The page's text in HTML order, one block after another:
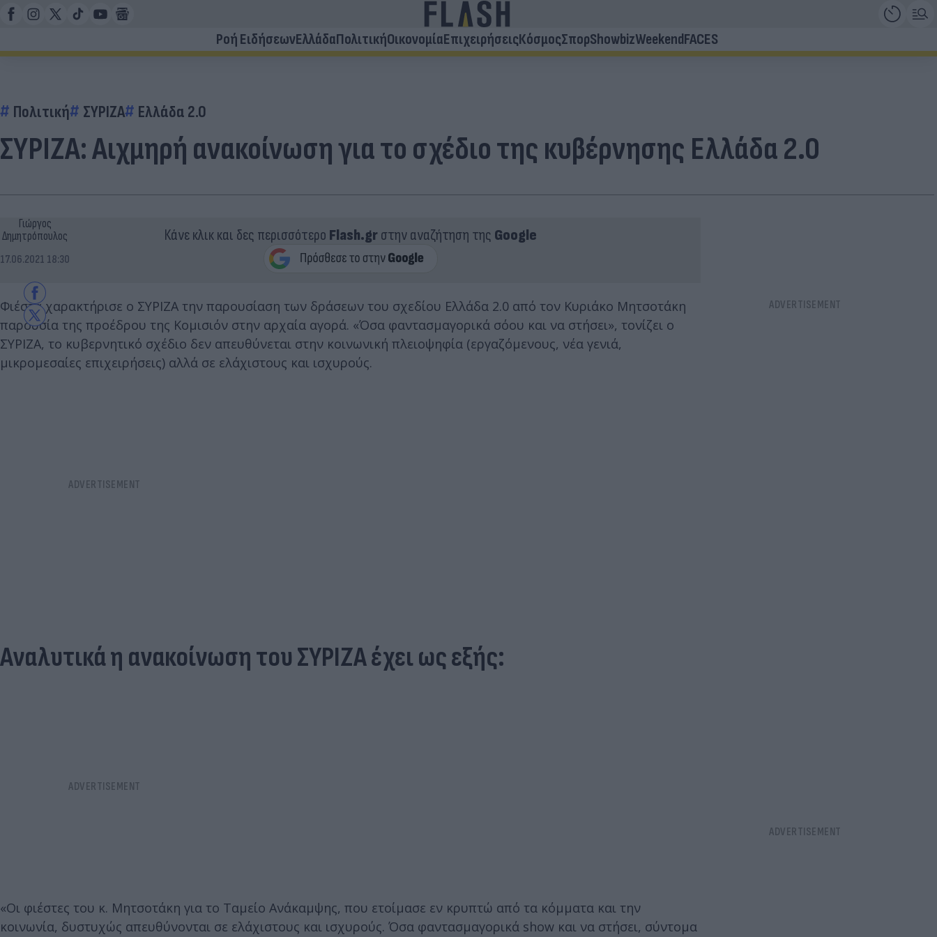
Ροή ΕιδήσεωνΕλλάδαΠολιτικήΟικονομίαΕπιχειρήσειςΚόσμοςΣπορShowbizWeekendFACES
Πολιτική ΣΥΡΙΖΑ Ελλάδα 2.0
ΣΥΡΙΖΑ: Αιχμηρή ανακοίνωση για το σχέδιο της κυβέρνησης Ελλάδα 2.0
Γιώργος
Δημητρόπουλος
17.06.2021 18:30
Κάνε κλικ και δες περισσότερο Flash.grστην αναζήτηση της Google
Φιέστα χαρακτήρισε ο ΣΥΡΙΖΑ την παρουσίαση των δράσεων του σχεδίου Ελλάδα 2.0 από τον Κυριάκο Μητσοτάκη
παρουσία της προέδρου της Κομισιόν στην αρχαία αγορά. «Όσα φαντασμαγορικά σόου και να στήσει», τονίζει ο
ΣΥΡΙΖΑ, το κυβερνητικό σχέδιο δεν απευθύνεται στην κοινωνική πλειοψηφία (εργαζόμενους, νέα γενιά,
μικρομεσαίες επιχειρήσεις) αλλά σε ελάχιστους και ισχυρούς.
Αναλυτικά η ανακοίνωση του ΣΥΡΙΖΑ έχει ως εξής:
«Οι φιέστες του κ. Μητσοτάκη για το Ταμείο Ανάκαμψης, που ετοίμασε εν κρυπτώ από τα κόμματα και την
κοινωνία, δυστυχώς απευθύνονται σε ελάχιστους και ισχυρούς. Όσα φαντασμαγορικά show και να στήσει, σύντομα